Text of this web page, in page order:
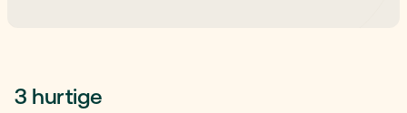
3 hurtige